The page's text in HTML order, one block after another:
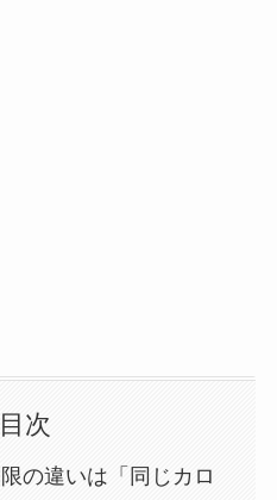
目次
の違いは「同じカロ